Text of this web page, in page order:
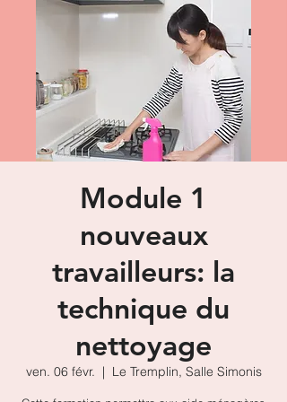
Module 1
nouveaux
travailleurs: la
technique du
nettoyage
ven. 06 févr.
  |
Le Tremplin, Salle Simonis